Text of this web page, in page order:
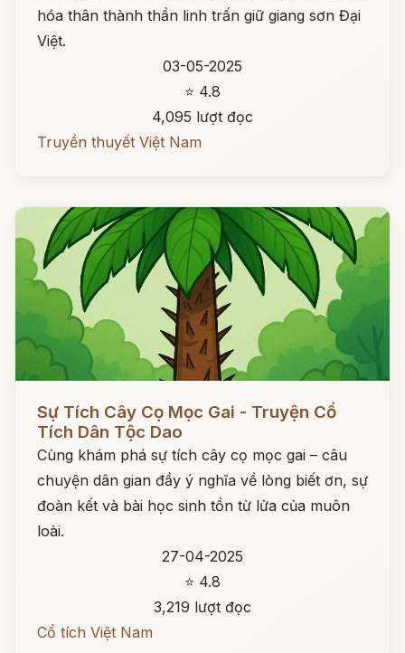
hóa thân thành thần linh trấn giữ giang sơn Đại
Việt.
03-05-2025
⭐ 4.8
4,095 lượt đọc
Truyền thuyết Việt Nam
Sự Tích Cây Cọ Mọc Gai - Truyện Cổ
Tích Dân Tộc Dao
Cùng khám phá sự tích cây cọ mọc gai – câu
chuyện dân gian đầy ý nghĩa về lòng biết ơn, sự
đoàn kết và bài học sinh tồn từ lửa của muôn
loài.
27-04-2025
⭐ 4.8
3,219 lượt đọc
Cổ tích Việt Nam